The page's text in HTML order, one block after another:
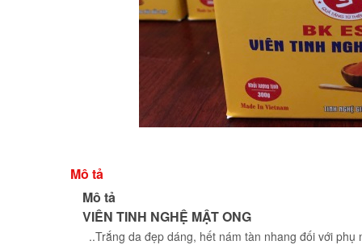
Mô tả
Mô tả
VIÊN TINH NGHỆ MẬT ONG
..Trắng da đẹp dáng, hết nám tàn nhang đối với